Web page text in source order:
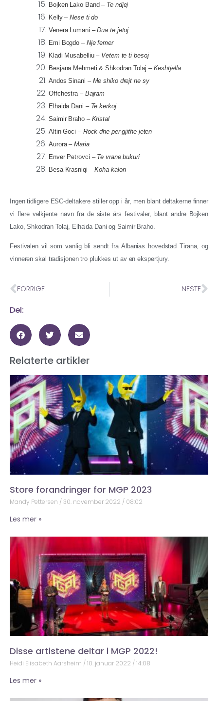
Bojken Lako Band– Te ndjej
Kelly–Nese ti do
Venera Lumani –Dua te jetoj
Emi Bogdo – Nje femer
Kladi Musabelliu– Vetem te ti besoj
Besjana Mehmeti & Shkodran Tolaj – Keshtjella
Andos Sinani – Me shiko drejt ne sy
Offchestra – Bajram
Elhaida Dani – Te kerkoj
Saimir Braho– Kristal
Altin Goci – Rock dhe per gjithe jeten
Aurora –Maria
Enver Petrovci – Te vrane bukuri
Besa Krasniqi –Koha kalon
Ingen tidligere ESC-deltakere stiller opp i år, men blant deltakerne finner
vi flere velkjente navn fra de siste års festivaler, blant andre Bojken
Lako, Shkodran Tolaj, Elhaida Dani og Saimir Braho.
Festivalen vil som vanlig bli sendt fra Albanias hovedstad Tirana, og
vinneren skal tradisjonen tro plukkes ut av en ekspertjury.
FORRIGE NESTE
Del:
Relaterte artikler
Store forandringer for MGP 2023
Mandy Pettersen 30. november 2022 08:02
Les mer »
Disse artistene deltar i MGP 2022!
Heidi Elisabeth Aarsheim 10. januar 2022 14:08
Les mer »